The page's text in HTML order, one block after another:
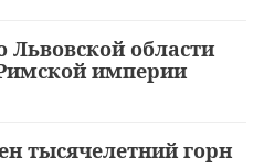
области
империи
тысячелетний горн